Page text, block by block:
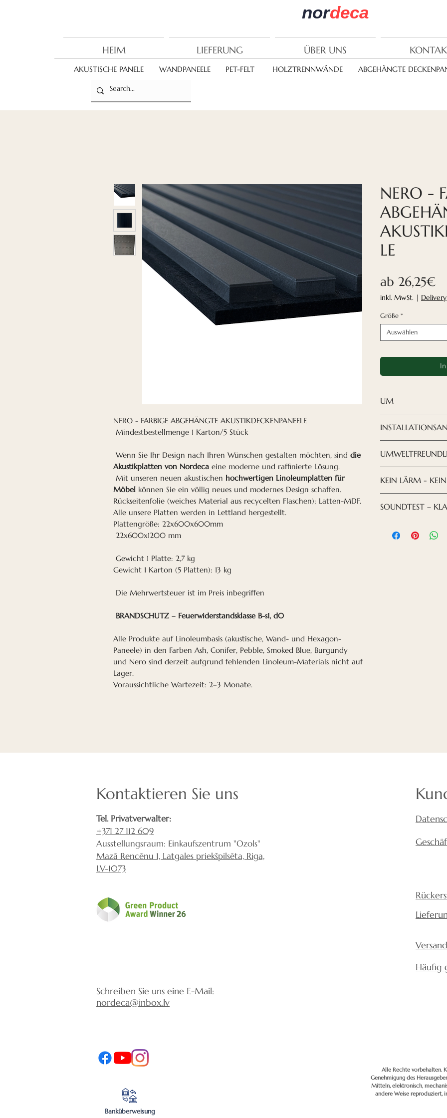
nordeca
HEIM LIEFERUNG ÜBER UNS
AKUSTISCHE PANELE WANDPANEELE PET-FELT HOLZTRENNWÄNDE ABGEHÄNGTE
NERO - FARBIGE ABGEHÄNGTE AKUSTIKDECKENPANEELE
Mindestbestellmenge 1 Karton/5 Stück
Wenn Sie Ihr Design nach Ihren Wünschen gestalten möchten, sind die
Akustikplatten von Nordeca eine moderne und raffinierte Lösung.
Mit unseren neuen akustischen hochwertigen Linoleumplatten für
Möbel können Sie ein völlig neues und modernes Design schaffen.
Rückseitenfolie (weiches Material aus recycelten Flaschen); Latten-MDF.
Alle unsere Platten werden in Lettland hergestellt.
Plattengröße: 22x600x600mm
22x600x1200 mm
Gewicht 1 Platte: 2,7 kg
Gewicht 1 Karton (5 Platten): 13 kg
Die Mehrwertsteuer ist im Preis inbegriffen
BRANDSCHUTZ – Feuerwiderstandsklasse B-s1, d0
Alle Produkte auf Linoleumbasis (akustische, Wand- und Hexagon-
Paneele) in den Farben Ash, Conifer, Pebble, Smoked Blue, Burgundy
und Nero sind derzeit aufgrund fehlenden Linoleum-Materials nicht auf
Lager.
Voraussichtliche Wartezeit: 2–3 Monate.
NERO -
LE
ab 26,25€
inkl. MwSt. | Delivery
Größe *
Auswählen
UM
gestalten
Lösung.
Mit unseren
Linoleumplatten
völlig neues und
Rückseitenfolie
Platten werden
einer Armstrong-
abgehängte
Handwerker
müssen Sie nur
unsere Umwelt
unsere Fabrik
(Filz) besteht aus
KEIN LÄRM - KEIN
Einsatz in
verarbeitetem
SOUNDTEST –
am effektivsten
zufriedener und
Umsatz bringen
schlechter
Schaffung einer
Ihre Gesundheit.
Diagramm
Kontaktieren Sie uns
Tel. Privatverwalter:
+371 27 112 609
Ausstellungsraum: Einkaufszentrum "Ozols"
Mazā Rencēnu 1, Latgales priekšpilsēta, Riga,
LV-1073
Häufig
Schreiben Sie uns eine E-Mail:
nordeca@inbox.lv
Banküberweisung
Alle Rechte vorbehalten.
Genehmigung des
Mitteln, elektronisch,
andere Weise reproduziert,